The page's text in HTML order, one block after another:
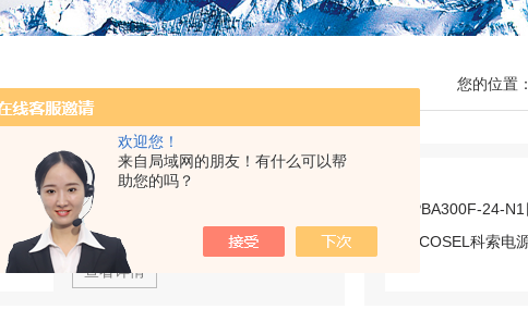
欢迎您！
来自局域网的朋友！有什么可以帮
助您的吗？
您的位置：
KHEA480F-24日本COSEL科索电源
型号：
厂商性质：
查看详情